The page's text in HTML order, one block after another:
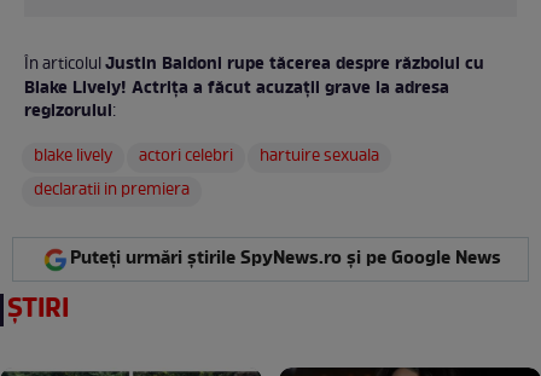
În articolulJustin Baldoni rupe tăcerea despre războiul cu
Blake Lively! Actrița a făcut acuzații grave la adresa
regizorului:
blake lively
actori celebri
hartuire sexuala
declaratii in premiera
Puteți urmări știrile SpyNews.ro și pe Google News
ȘTIRI